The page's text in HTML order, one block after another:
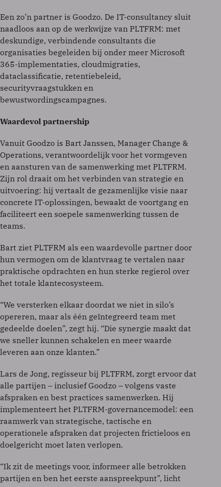
Een zo’n partner is Goodzo. De IT-consultancy sluit
naadloos aan op de werkwijze van PLTFRM: met
deskundige, verbindende consultants die
organisaties begeleiden bij onder meer Microsoft
365-implementaties, cloudmigraties,
dataclassificatie, retentiebeleid,
securityvraagstukken en
bewustwordingscampagnes.
Waardevol partnership
Vanuit Goodzo is Bart Janssen, Manager Change &
Operations, verantwoordelijk voor het vormgeven
en aansturen van de samenwerking met PLTFRM.
Zijn rol draait om het verbinden van strategie en
uitvoering: hij vertaalt de gezamenlijke visie naar
concrete IT-oplossingen, bewaakt de voortgang en
faciliteert een soepele samenwerking tussen de
teams.
Bart ziet PLTFRM als een waardevolle partner door
hun vermogen om de klantvraag te vertalen naar
praktische opdrachten en hun sterke regierol over
het totale klantecosysteem.
“We versterken elkaar doordat we niet in silo’s
opereren, maar als één geïntegreerd team met
gedeelde doelen”, zegt hij. “Die synergie maakt dat
we sneller kunnen schakelen en meer waarde
leveren aan onze klanten.”
Lars de Jong, regisseur bij PLTFRM, zorgt ervoor dat
alle partijen – inclusief Goodzo – volgens vaste
afspraken en best practices samenwerken. Hij
implementeert het PLTFRM-governancemodel: een
raamwerk van strategische, tactische en
operationele afspraken dat projecten frictieloos en
doelgericht moet laten verlopen.
“Ik zit de meetings voor, informeer alle betrokken
partijen en ben het eerste aanspreekpunt”, licht